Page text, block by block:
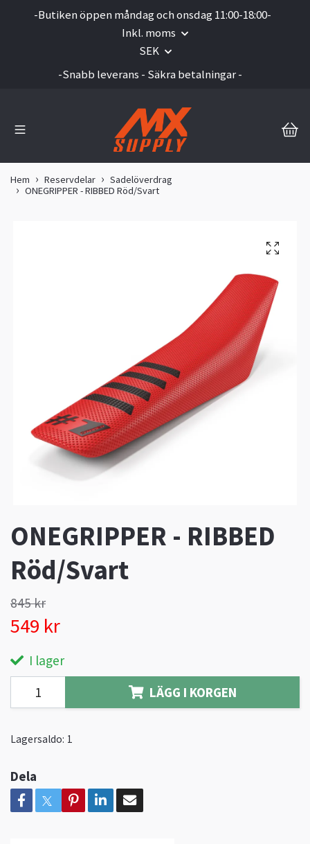
-Butiken öppen måndag och onsdag 11:00-18:00-
Inkl. moms
SEK
-Snabb leverans - Säkra betalningar -
Hem Reservdelar
Sadelöverdrag
ONEGRIPPER - RIBBED Röd/Svart
ONEGRIPPER - RIBBED
Röd/Svart
845 kr
549 kr
I lager
LÄGG I KORGEN
Lagersaldo: 1
Dela